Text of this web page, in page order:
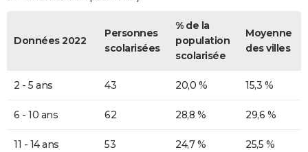
Données 2022
Personnes
scolarisées
% de la
population
scolarisée
Moyenne
des villes
2 - 5 ans 43 20,0 % 15,3 %
6 - 10 ans 62 28,8 % 29,6 %
11 - 14 ans 53 24,7 % 25,5 %